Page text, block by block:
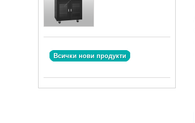
Всички нови продукти